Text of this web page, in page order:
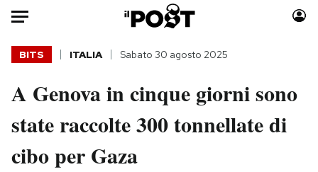
Auto
HOME
Politica
BITS ITALIA Sabato 30 agosto 2025
A Genova in cinque giorni sono
state raccolte 300 tonnellate di
cibo per Gaza